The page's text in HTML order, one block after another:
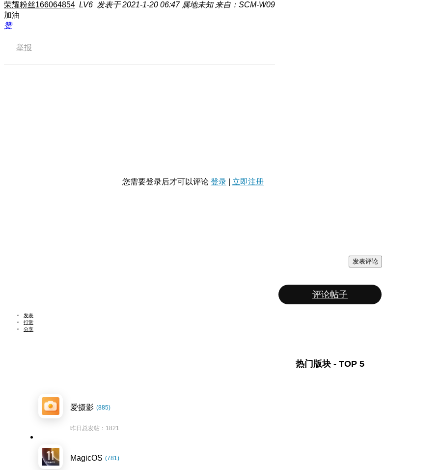
荣耀粉丝166064854 LV6 发表于 2021-1-20 06:47 属地未知 来自：SCM-W09
加油
赞
举报
您需要登录后才可以评论 登录 立即注册
发表评论
评论帖子
发表
打赏
分享
热门版块 - TOP 5
爱摄影 (885)
昨日总发帖：1821
MagicOS (781)